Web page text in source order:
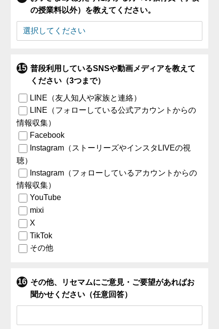
の授業料以外）を教えてください。
普段利用しているSNSや動画メディアを教えて
ください（3つまで）
LINE（友人知人や家族と連絡）
LINE（フォローしている公式アカウントからの
情報収集）
Facebook
Instagram（ストーリーズやインスタLIVEの視
聴）
Instagram（フォローしているアカウントからの
情報収集）
YouTube
mixi
X
TikTok
その他
その他、リセマムにご意見・ご要望があればお
聞かせください（任意回答）